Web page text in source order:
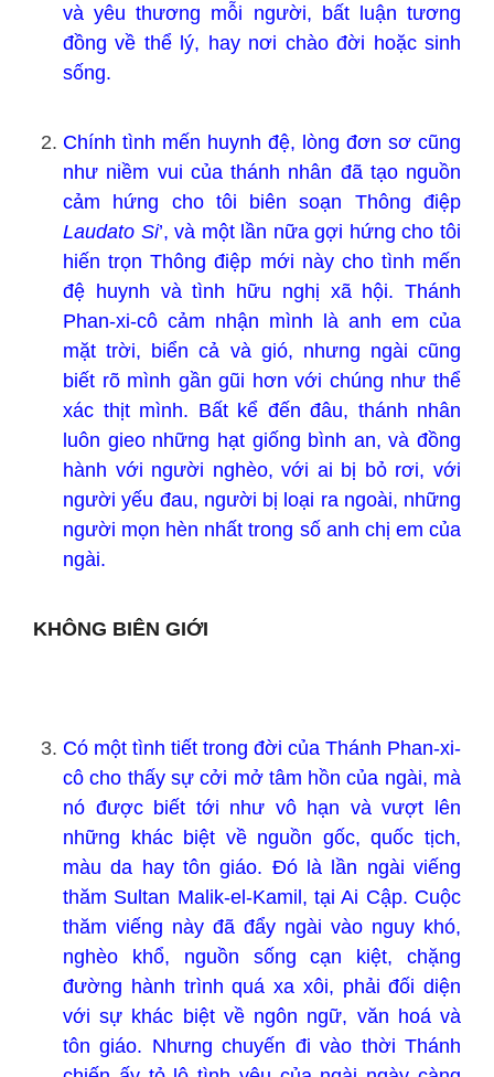
và yêu thương mỗi người, bất luận tương
đồng về thể lý, hay nơi chào đời hoặc sinh
sống.
Chính tình mến huynh đệ, lòng đơn sơ cũng
như niềm vui của thánh nhân đã tạo nguồn
cảm hứng cho tôi biên soạn Thông điệp
Laudato Si’, và một lần nữa gợi hứng cho tôi
hiến trọn Thông điệp mới này cho tình mến
đệ huynh và tình hữu nghị xã hội. Thánh
Phan-xi-cô cảm nhận mình là anh em của
mặt trời, biển cả và gió, nhưng ngài cũng
biết rõ mình gần gũi hơn với chúng như thể
xác thịt mình. Bất kể đến đâu, thánh nhân
luôn gieo những hạt giống bình an, và đồng
hành với người nghèo, với ai bị bỏ rơi, với
người yếu đau, người bị loại ra ngoài, những
người mọn hèn nhất trong số anh chị em của
ngài.
KHÔNG BIÊN GIỚI
Có một tình tiết trong đời của Thánh Phan-xi-
cô cho thấy sự cởi mở tâm hồn của ngài, mà
nó được biết tới như vô hạn và vượt lên
những khác biệt về nguồn gốc, quốc tịch,
màu da hay tôn giáo. Đó là lần ngài viếng
thăm Sultan Malik-el-Kamil, tại Ai Cập. Cuộc
thăm viếng này đã đẩy ngài vào nguy khó,
nghèo khổ, nguồn sống cạn kiệt, chặng
đường hành trình quá xa xôi, phải đối diện
với sự khác biệt về ngôn ngữ, văn hoá và
tôn giáo. Nhưng chuyến đi vào thời Thánh